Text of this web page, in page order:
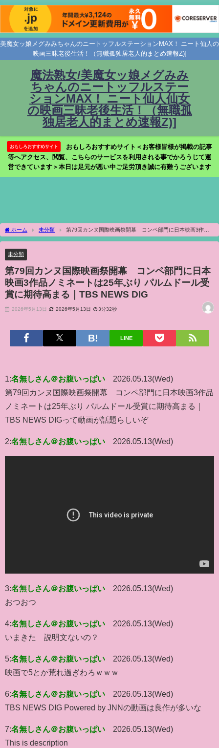
美魔女ッ娘メグみみちゃんのニートッフルステーションMAX！ ニート仙人の
映画三昧老後生活！（無職孤独居老人的まとめ速報Z)]
魔法熟女/美魔女ッ娘メグみみ
ちゃんのニートッフルステー
ションMAX！ ニート仙人仙女
の映画三昧老後生活！（無職孤
独居老人的まとめ速報Z)]
おもしろおすすめサイト
おもしろおすすめサイト＜お客様皆様が掲載の記事
等へアクセス、閲覧、こちらのサービスを利用される事でかろうじて運
営できています＞本日は足元が悪い中ご足労頂き誠に有難うございます
ホーム 未分類
第79回カンヌ国際映画祭開幕 コンペ部門に日本映画3作品
ノミネートは25年ぶり パルムドール受賞に期待高まる｜TBS NEWS DIG
未分類
第79回カンヌ国際映画祭開幕 コンペ部門に日本
映画3作品ノミネートは25年ぶり パルムドール受
賞に期待高まる｜TBS NEWS DIG
2026年5月13日 2026年5月13日 3分32秒
LINE
1:名無しさん＠お腹いっぱい
2026.05.13(Wed)
第79回カンヌ国際映画祭開幕 コンペ部門に日本映画3作品
ノミネートは25年ぶり パルムドール受賞に期待高まる｜
TBS NEWS DIGって動画が話題らしいぞ
2:名無しさん＠お腹いっぱい 2026.05.13(Wed)
3:名無しさん＠お腹いっぱい
2026.05.13(Wed)
おつおつ
4:名無しさん＠お腹いっぱい
2026.05.13(Wed)
いまきた 説明文ないの？
5:名無しさん＠お腹いっぱい
2026.05.13(Wed)
映画で5とか荒れ過ぎわろｗｗｗ
6:名無しさん＠お腹いっぱい
2026.05.13(Wed)
TBS NEWS DIG Powered by JNNの動画は良作が多いな
7:名無しさん＠お腹いっぱい
2026.05.13(Wed)
This is description